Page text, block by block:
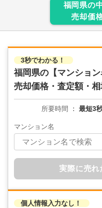
福岡県の
売却価
3秒でわかる！
福岡県の 【マンショ
売却価格・査定額・
所要時間 最短3
マンション名
実際に売れ
個人情報入力なし！